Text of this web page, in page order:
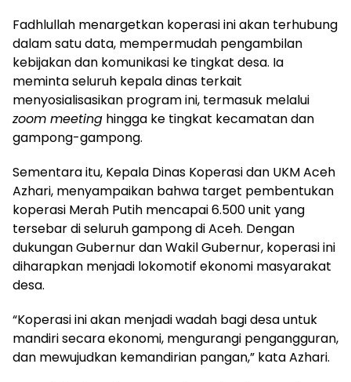
Fadhlullah menargetkan koperasi ini akan terhubung
dalam satu data, mempermudah pengambilan
kebijakan dan komunikasi ke tingkat desa. Ia
meminta seluruh kepala dinas terkait
menyosialisasikan program ini, termasuk melalui
zoom meeting hingga ke tingkat kecamatan dan
gampong-gampong.
Sementara itu, Kepala Dinas Koperasi dan UKM Aceh
Azhari, menyampaikan bahwa target pembentukan
koperasi Merah Putih mencapai 6.500 unit yang
tersebar di seluruh gampong di Aceh. Dengan
dukungan Gubernur dan Wakil Gubernur, koperasi ini
diharapkan menjadi lokomotif ekonomi masyarakat
desa.
“Koperasi ini akan menjadi wadah bagi desa untuk
mandiri secara ekonomi, mengurangi pengangguran,
dan mewujudkan kemandirian pangan,” kata Azhari.